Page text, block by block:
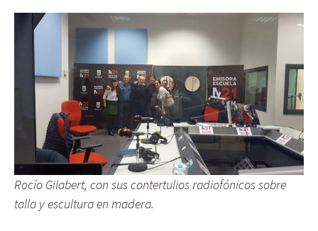
Rocío Gilabert, con sus contertulios radiofónicos sobre
talla y escultura en madera.